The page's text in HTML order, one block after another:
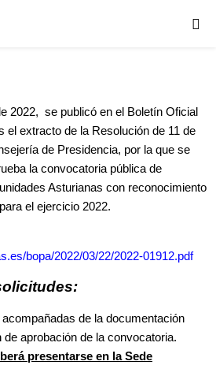
2022, se publicó en el Boletín Oficial
el extracto de la Resolución de 11 de
de Presidencia, por la que se
la convocatoria pública de
Asturianas con reconocimiento
el ejercicio 2022.
bopa/2022/03/22/2022-01912.pdf
de la documentación
aprobación de la convocatoria.
presentarse en la Sede